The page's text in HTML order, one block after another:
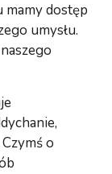
mamy dostęp
umysłu.
o